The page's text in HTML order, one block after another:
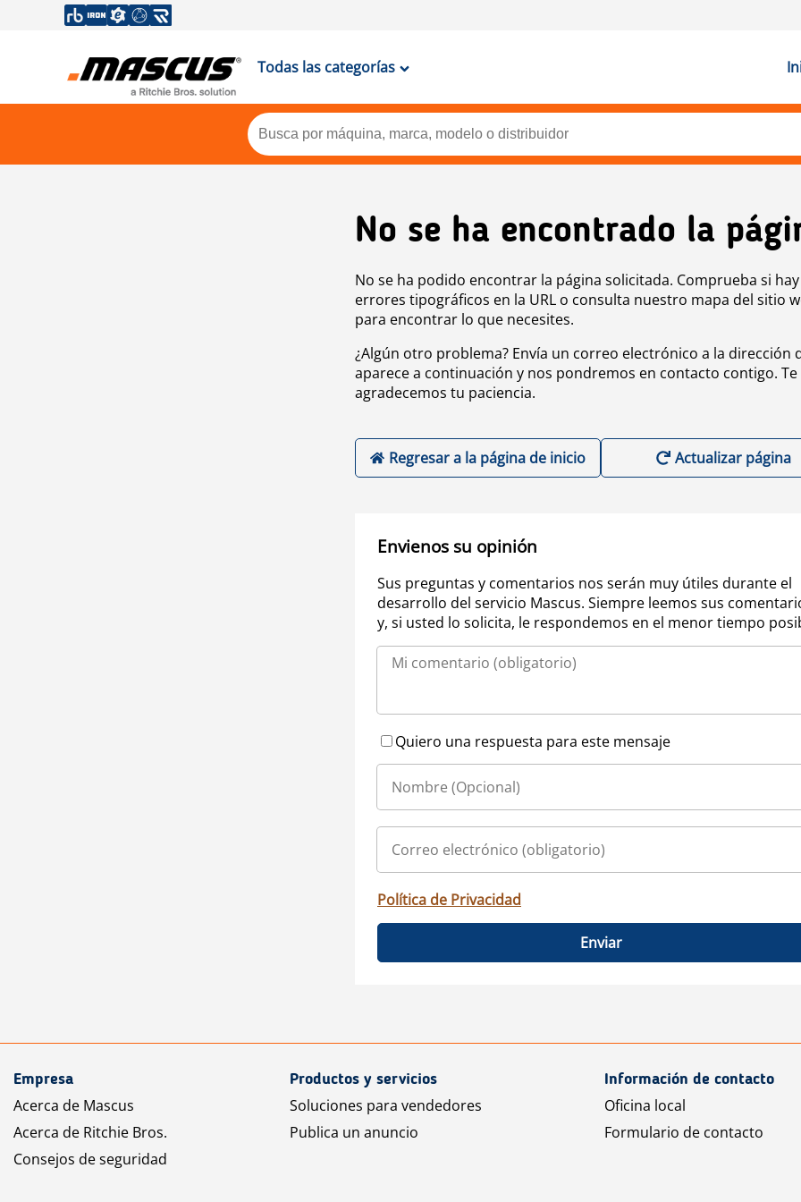
Todas las categorías
No se ha encontrado la
No se ha podido encontrar la página solicitada. Comprueba si hay
errores tipográficos en la URL o consulta nuestro mapa del sitio
para encontrar lo que necesites.
¿Algún otro problema? Envía un correo electrónico a la dirección
aparece a continuación y nos pondremos en contacto contigo. Te
agradecemos tu paciencia.
Regresar a la página de inicio Actualizar página
Envienos su opinión
Sus preguntas y comentarios nos serán muy útiles durante el
desarrollo del servicio Mascus. Siempre leemos sus
y, si usted lo solicita, le respondemos en el menor tiempo
Quiero una respuesta para este mensaje
Política de Privacidad
Enviar
Empresa
Acerca de Mascus
Acerca de Ritchie Bros.
Consejos de seguridad
Productos y servicios
Soluciones para vendedores
Publica un anuncio
Información de contacto
Oficina local
Formulario de contacto